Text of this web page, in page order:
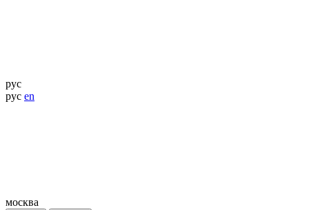
рус
рус en
москва